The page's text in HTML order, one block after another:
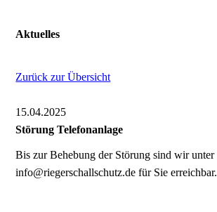
Aktuelles
Zurück zur Übersicht
15.04.2025
Störung Telefonanlage
Bis zur Behebung der Störung sind wir unter
info@riegerschallschutz.de für Sie erreichbar.